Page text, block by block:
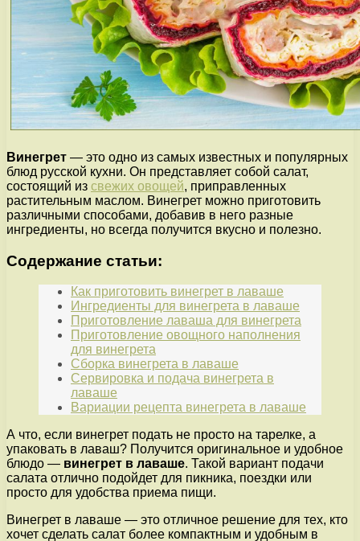
Винегрет — это одно из самых известных и популярных
блюд русской кухни. Он представляет собой салат,
состоящий из свежих овощей, приправленных
растительным маслом. Винегрет можно приготовить
различными способами, добавив в него разные
ингредиенты, но всегда получится вкусно и полезно.
Содержание статьи:
Как приготовить винегрет в лаваше
Ингредиенты для винегрета в лаваше
Приготовление лаваша для винегрета
Приготовление овощного наполнения
для винегрета
Сборка винегрета в лаваше
Сервировка и подача винегрета в
лаваше
Вариации рецепта винегрета в лаваше
А что, если винегрет подать не просто на тарелке, а
упаковать в лаваш? Получится оригинальное и удобное
блюдо — винегрет в лаваше. Такой вариант подачи
салата отлично подойдет для пикника, поездки или
просто для удобства приема пищи.
Винегрет в лаваше — это отличное решение для тех, кто
хочет сделать салат более компактным и удобным в